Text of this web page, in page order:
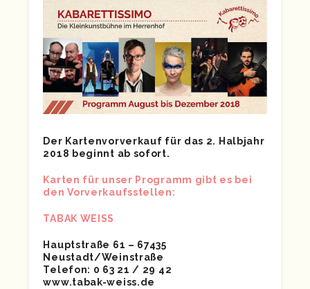
Der Kartenvorverkauf für das 2. Halbjahr
2018 beginnt ab sofort.
Karten für unser Programm gibt es bei
den Vorverkaufsstellen:
TABAK WEISS
Hauptstraße 61 – 67435
Neustadt/Weinstraße
Telefon: 0 63 21 / 29 42
www.tabak-weiss.de